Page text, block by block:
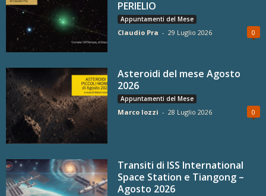
PERIELIO
Appuntamenti del Mese
Claudio Pra - 29 Luglio 2026 0
Asteroidi del mese Agosto
2026
Appuntamenti del Mese
Marco Iozzi - 28 Luglio 2026 0
Transiti di ISS International
Space Station e Tiangong –
Agosto 2026